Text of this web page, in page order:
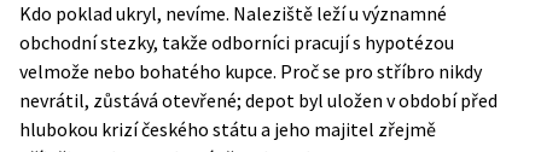
Kdo poklad ukryl, nevíme. Naleziště leží u významné
obchodní stezky, takže odborníci pracují s hypotézou
velmože nebo bohatého kupce. Proč se pro stříbro nikdy
nevrátil, zůstává otevřené; depot byl uložen v období před
hlubokou krizí českého státu a jeho majitel zřejmě